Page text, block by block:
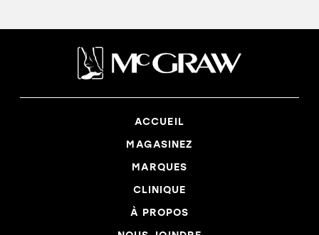
ACCUEIL
MAGASINEZ
MARQUES
CLINIQUE
À PROPOS